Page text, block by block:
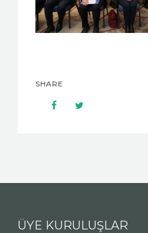
SHARE
ÜYE KURULUŞLAR